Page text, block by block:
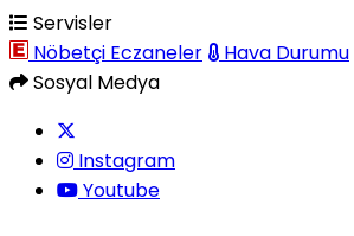
Servisler
Nöbetçi Eczaneler
Hava Durumu
Sosyal Medya
Instagram
Youtube